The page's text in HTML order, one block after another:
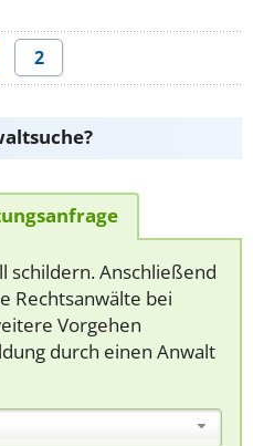
2
schildern. Anschließend
Rechtsanwälte bei
Vorgehen
durch einen Anwalt